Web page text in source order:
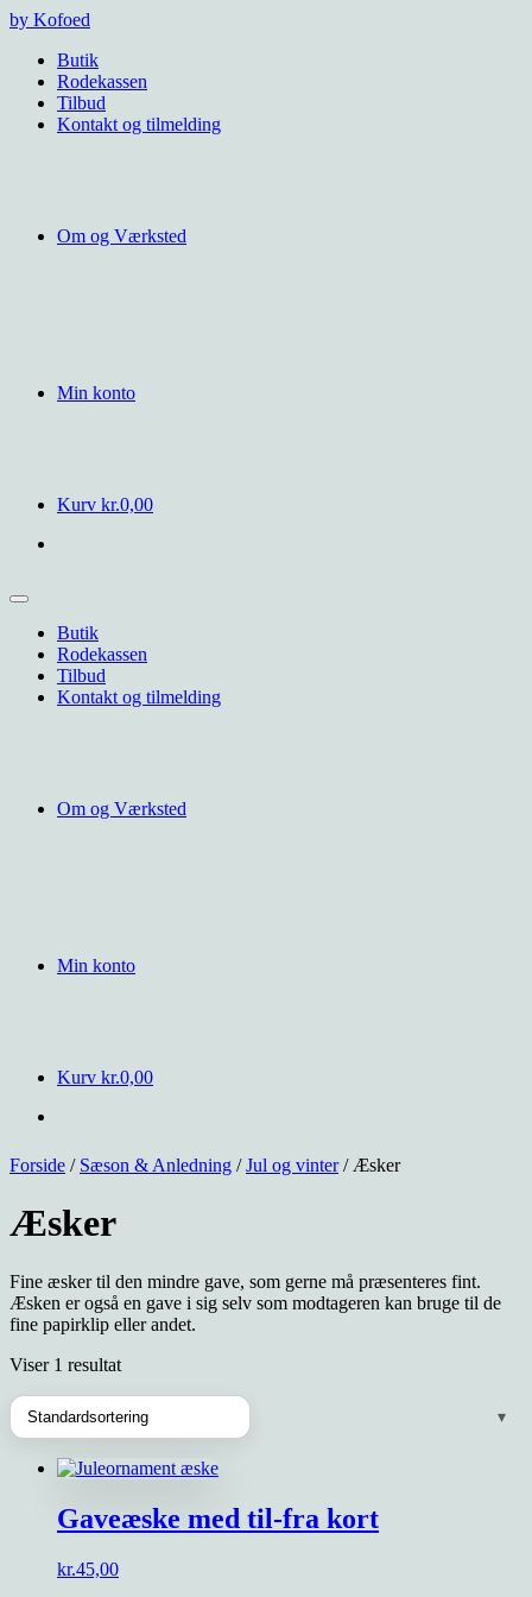
Videre
indhold
by Kofoed
Butik
Rodekassen
Tilbud
Kontakt og tilmelding
Om og Værksted
Min konto
Kurv kr.0,00
Butik
Rodekassen
Tilbud
Kontakt og tilmelding
Om og Værksted
Min konto
Kurv kr.0,00
Forside / Sæson & Anledning /Jul og vinter/ Æsker
Æsker
Fine æsker til den mindre gave, som gerne må præsenteres fint.
Æsken er også en gave i sig selv som modtageren kan bruge til de
fine papirklip eller andet.
Viser 1 resultat
Gaveæske med til-fra kort
kr.45,00